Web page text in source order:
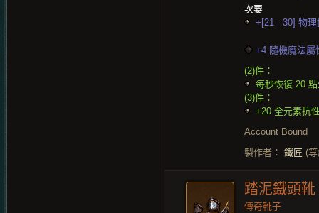
次要
+[21 - 30] 物理
+4 隨機魔法屬
(2)件：
每秒恢復 20
(3)件：
+20 全元素抗
Account Bound
製作者： 鐵匠 (
踏泥鐵頭靴
傳奇靴子